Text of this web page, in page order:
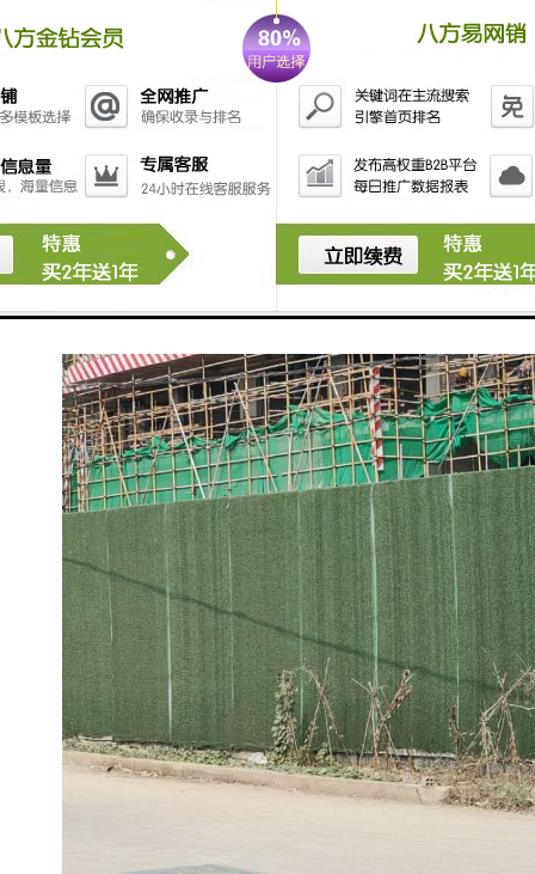
工程围挡在实际的制作过程当中，不一定是一帆风顺
的，有的时候有树木的遮挡，有的时候有街角转弯的限
制，那么我们为了能够更好的突出工程围挡的广告效
应，那就要因地制宜，制作出适合自己项目的围挡。